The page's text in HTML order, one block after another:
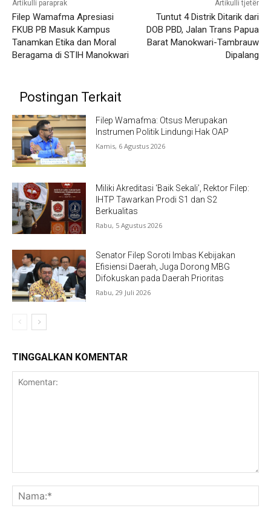
Artikulli paraprak
Filep Wamafma Apresiasi
FKUB PB Masuk Kampus
Tanamkan Etika dan Moral
Beragama di STIH Manokwari
Artikulli tjetër
Tuntut 4 Distrik Ditarik dari
DOB PBD, Jalan Trans Papua
Barat Manokwari-Tambrauw
Dipalang
Postingan Terkait
Filep Wamafma: Otsus Merupakan
Instrumen Politik Lindungi Hak OAP
Kamis, 6 Agustus 2026
Miliki Akreditasi ‘Baik Sekali’, Rektor Filep:
IHTP Tawarkan Prodi S1 dan S2
Berkualitas
Rabu, 5 Agustus 2026
Senator Filep Soroti Imbas Kebijakan
Efisiensi Daerah, Juga Dorong MBG
Difokuskan pada Daerah Prioritas
Rabu, 29 Juli 2026
TINGGALKAN KOMENTAR